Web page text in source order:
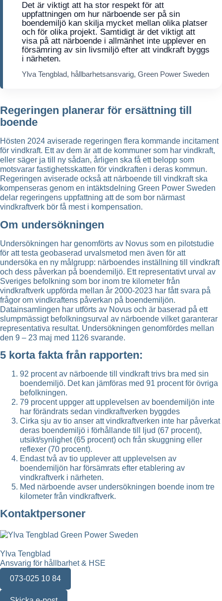
Det är viktigt att ha stor respekt för att
uppfattningen om hur närboende ser på sin
boendemiljö kan skilja mycket mellan olika platser
och för olika projekt. Samtidigt är det viktigt att
visa på att närboende i allmänhet inte upplever en
försämring av sin livsmiljö efter att vindkraft byggs
i närheten.
Ylva Tengblad, hållbarhetsansvarig, Green Power Sweden
Regeringen planerar för ersättning till
boende
Hösten 2024 aviserade regeringen flera kommande incitament
för vindkraft. Ett av dem är att de kommuner som har vindkraft,
eller säger ja till ny sådan, årligen ska få ett belopp som
motsvarar fastighetsskatten för vindkraften i deras kommun.
Regeringen aviserade också att närboende till vindkraft ska
kompenseras genom en intäktsdelning Green Power Sweden
delar regeringens uppfattning att de som bor närmast
vindkraftverk bör få mest i kompensation.
Om undersökningen
Undersökningen har genomförts av Novus som en pilotstudie
för att testa geobaserad urvalsmetod men även för att
undersöka en ny målgrupp: närboendes inställning till vindkraft
och dess påverkan på boendemiljö. Ett representativt urval av
Sveriges befolkning som bor inom tre kilometer från
vindkraftverk uppförda mellan år 2000-2023 har fått svara på
frågor om vindkraftens påverkan på boendemiljön.
Datainsamlingen har utförts av Novus och är baserad på ett
slumpmässigt befolkningsurval av närboende vilket garanterar
representativa resultat. Undersökningen genomfördes mellan
den 9 – 23 maj med 1126 svarande.
5 korta fakta från rapporten:
92 procent av närboende till vindkraft trivs bra med sin
boendemiljö. Det kan jämföras med 91 procent för övriga
befolkningen.
79 procent uppger att upplevelsen av boendemiljön inte
har förändrats sedan vindkraftverken byggdes
Cirka sju av tio anser att vindkraftverken inte har påverkat
deras boendemiljö i förhållande till ljud (67 procent),
utsikt/synlighet (65 procent) och från skuggning eller
reflexer (70 procent).
Endast två av tio upplever att upplevelsen av
boendemiljön har försämrats efter etablering av
vindkraftverk i närheten.
Med närboende avser undersökningen boende inom tre
kilometer från vindkraftverk.
Kontaktpersoner
Ylva Tengblad
Ansvarig för hållbarhet & HSE
073-025 10 84